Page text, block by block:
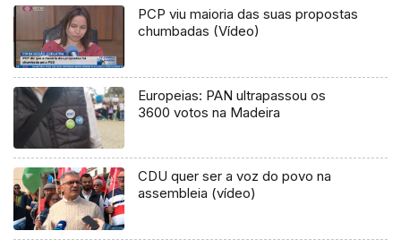
PCP viu maioria das suas propostas
chumbadas (Vídeo)
Europeias: PAN ultrapassou os
3600 votos na Madeira
CDU quer ser a voz do povo na
assembleia (vídeo)